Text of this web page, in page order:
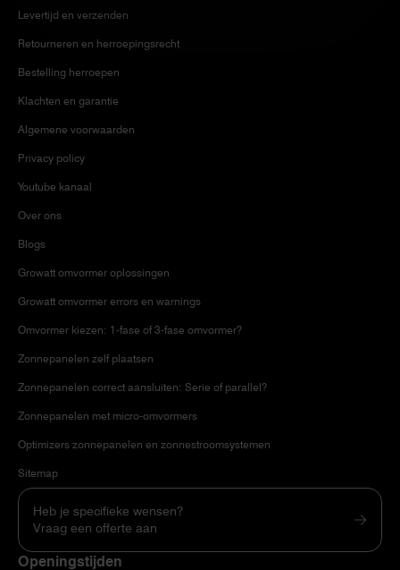
Levertijd en verzenden
Retourneren en herroepingsrecht
Bestelling herroepen
Klachten en garantie
Algemene voorwaarden
Privacy policy
Youtube kanaal
Over ons
Blogs
Growatt omvormer oplossingen
Growatt omvormer errors en warnings
Omvormer kiezen: 1-fase of 3-fase omvormer?
Zonnepanelen zelf plaatsen
Zonnepanelen correct aansluiten: Serie of parallel?
Zonnepanelen met micro-omvormers
Optimizers zonnepanelen en zonnestroomsystemen
Sitemap
Heb je specifieke wensen?
Vraag een offerte aan
Openingstijden